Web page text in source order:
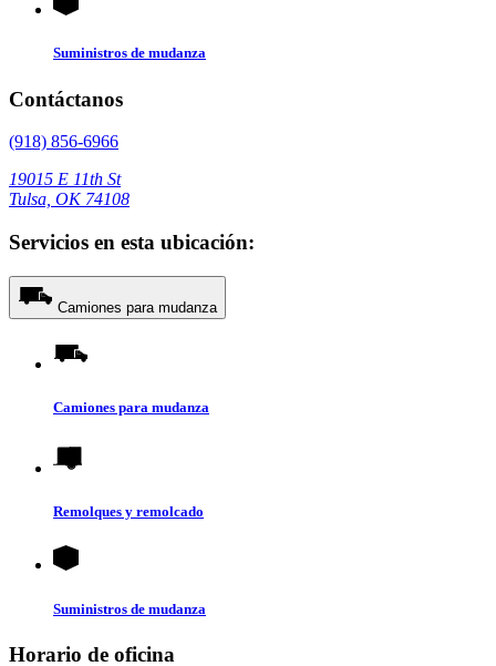
Suministros de mudanza
Contáctanos
(918) 856-6966
19015 E 11th St
Tulsa, OK 74108
Servicios en esta ubicación:
Camiones para mudanza
Camiones para mudanza
Remolques y remolcado
Suministros de mudanza
Horario de oficina